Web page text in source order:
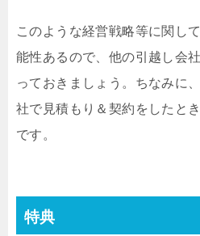
このような経営戦略等に関し
能性あるので、他の引越し会
っておきましょう。ちなみに
社で見積もり＆契約をしたと
です。
特典